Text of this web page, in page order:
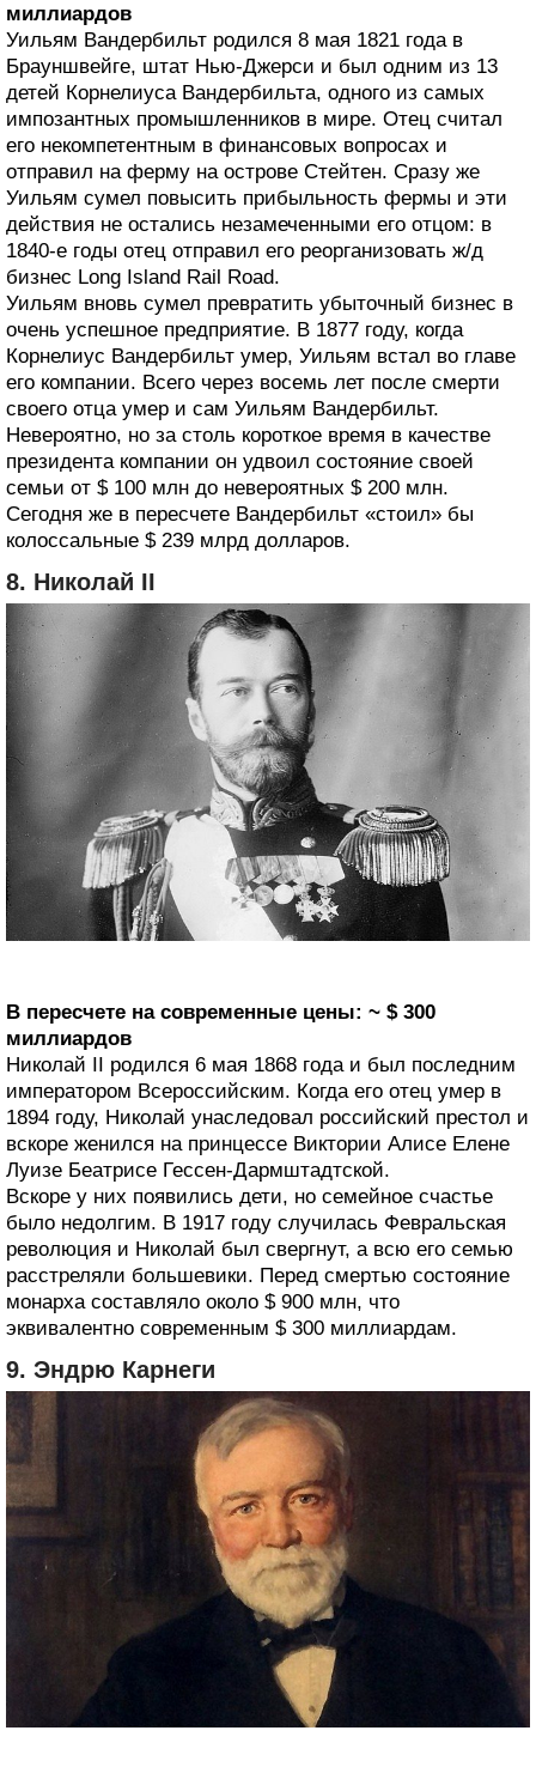
миллиардов
Уильям Вандербильт родился 8 мая 1821 года в
Брауншвейге, штат Нью-Джерси и был одним из 13
детей Корнелиуса Вандербильта, одного из самых
импозантных промышленников в мире. Отец считал
его некомпетентным в финансовых вопросах и
отправил на ферму на острове Стейтен. Сразу же
Уильям сумел повысить прибыльность фермы и эти
действия не остались незамеченными его отцом: в
1840-е годы отец отправил его реорганизовать ж/д
бизнес Long Island Rail Road.
Уильям вновь сумел превратить убыточный бизнес в
очень успешное предприятие. В 1877 году, когда
Корнелиус Вандербильт умер, Уильям встал во главе
его компании. Всего через восемь лет после смерти
своего отца умер и сам Уильям Вандербильт.
Невероятно, но за столь короткое время в качестве
президента компании он удвоил состояние своей
семьи от $ 100 млн до невероятных $ 200 млн.
Сегодня же в пересчете Вандербильт «стоил» бы
колоссальные $ 239 млрд долларов.
8. Николай II
В пересчете на современные цены: ~ $ 300
миллиардов
Николай II родился 6 мая 1868 года и был последним
императором Всероссийским. Когда его отец умер в
1894 году, Николай унаследовал российский престол и
вскоре женился на принцессе Виктории Алисе Елене
Луизе Беатрисе Гессен-Дармштадтской.
Вскоре у них появились дети, но семейное счастье
было недолгим. В 1917 году случилась Февральская
революция и Николай был свергнут, а всю его семью
расстреляли большевики. Перед смертью состояние
монарха составляло около $ 900 млн, что
эквивалентно современным $ 300 миллиардам.
9. Эндрю Карнеги